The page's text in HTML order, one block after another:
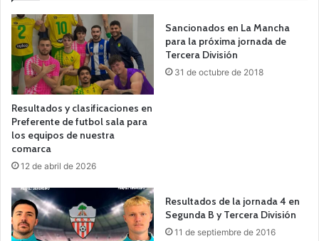
Resultados y clasificaciones en
Preferente de futbol sala para
los equipos de nuestra
comarca
12 de abril de 2026
Sancionados en La Mancha
para la próxima jornada de
Tercera División
31 de octubre de 2018
Resultados de la jornada 4 en
Segunda B y Tercera División
11 de septiembre de 2016